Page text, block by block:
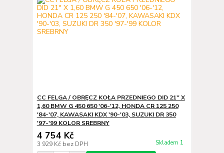
CC FELGA / OBRĘCZ KOŁA PRZEDNIEGO DID 21'' X
1,60 BMW G 450 650 '06-'12, HONDA CR 125 250
'84-'07, KAWASAKI KDX '90-'03, SUZUKI DR 350
'97-'99 KOLOR SREBRNY
4 754 Kč
3 929 Kč bez DPH Skladem 1